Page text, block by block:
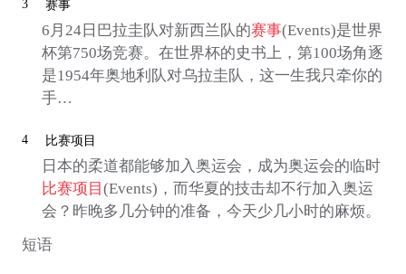
3 赛事
6月24日巴拉圭队对新西兰队的赛事(Events)是世界
杯第750场竞赛。在世界杯的史书上，第100场角逐
是1954年奥地利队对乌拉圭队，这一生我只牵你的
手…
4 比赛项目
日本的柔道都能够加入奥运会，成为奥运会的临时
比赛项目 (Events)，而华夏的技击却不行加入奥运
会？昨晚多几分钟的准备，今天少几小时的麻烦。
短语